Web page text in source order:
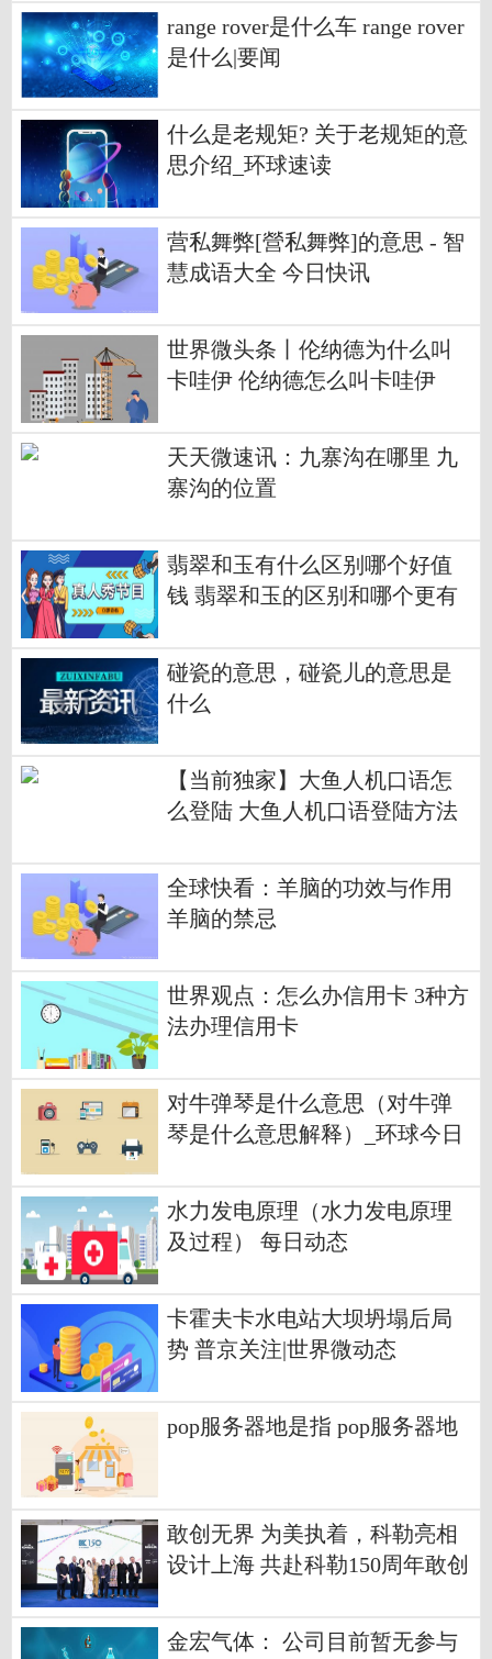
range rover是什么车 range rover
是什么|要闻
什么是老规矩? 关于老规矩的意
思介绍_环球速读
营私舞弊[營私舞弊]的意思 - 智
慧成语大全 今日快讯
世界微头条丨伦纳德为什么叫
卡哇伊 伦纳德怎么叫卡哇伊
天天微速讯：九寨沟在哪里 九
寨沟的位置
翡翠和玉有什么区别哪个好值
钱 翡翠和玉的区别和哪个更有
碰瓷的意思，碰瓷儿的意思是
什么
【当前独家】大鱼人机口语怎
么登陆 大鱼人机口语登陆方法
全球快看：羊脑的功效与作用
羊脑的禁忌
世界观点：怎么办信用卡 3种方
法办理信用卡
对牛弹琴是什么意思（对牛弹
琴是什么意思解释）_环球今日
水力发电原理（水力发电原理
及过程） 每日动态
卡霍夫卡水电站大坝坍塌后局
势 普京关注|世界微动态
pop服务器地是指 pop服务器地
敢创无界 为美执着，科勒亮相
设计上海 共赴科勒150周年敢创
金宏气体： 公司目前暂无参与